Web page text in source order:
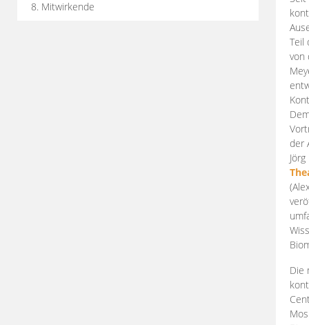
8. Mitwirkende
Teil
von
der
Die